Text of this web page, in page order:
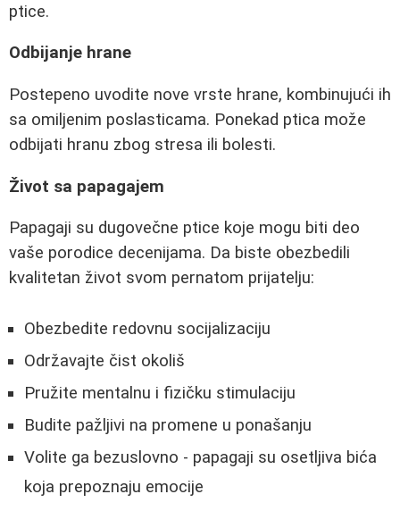
ptice.
Odbijanje hrane
Postepeno uvodite nove vrste hrane, kombinujući ih
sa omiljenim poslasticama. Ponekad ptica može
odbijati hranu zbog stresa ili bolesti.
Život sa papagajem
Papagaji su dugovečne ptice koje mogu biti deo
vaše porodice decenijama. Da biste obezbedili
kvalitetan život svom pernatom prijatelju:
Obezbedite redovnu socijalizaciju
Održavajte čist okoliš
Pružite mentalnu i fizičku stimulaciju
Budite pažljivi na promene u ponašanju
Volite ga bezuslovno - papagaji su osetljiva bića
koja prepoznaju emocije